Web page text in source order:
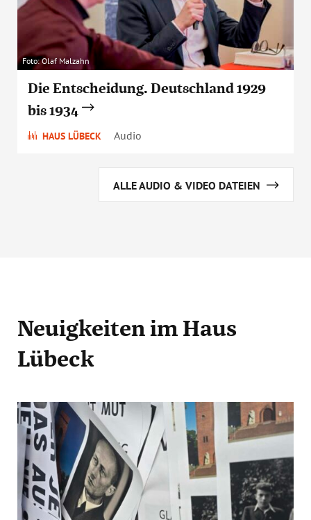
Foto: Olaf Malzahn
Die Entscheidung. Deutschland 1929
bis 1934
HAUS LÜBECK Audio
ALLE AUDIO & VIDEO DATEIEN
Neuigkeitenim Haus
Lübeck